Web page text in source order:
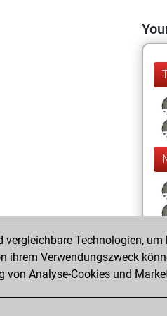
vergleichbare Technologien,
ihrem Verwendungszweck
von Analyse-Cookies und